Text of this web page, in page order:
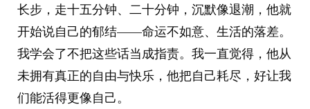
长步，走十五分钟、二十分钟，沉默像退潮，他就
开始说自己的郁结——命运不如意、生活的落差。
我学会了不把这些话当成指责。我一直觉得，他从
未拥有真正的自由与快乐，他把自己耗尽，好让我
们能活得更像自己。